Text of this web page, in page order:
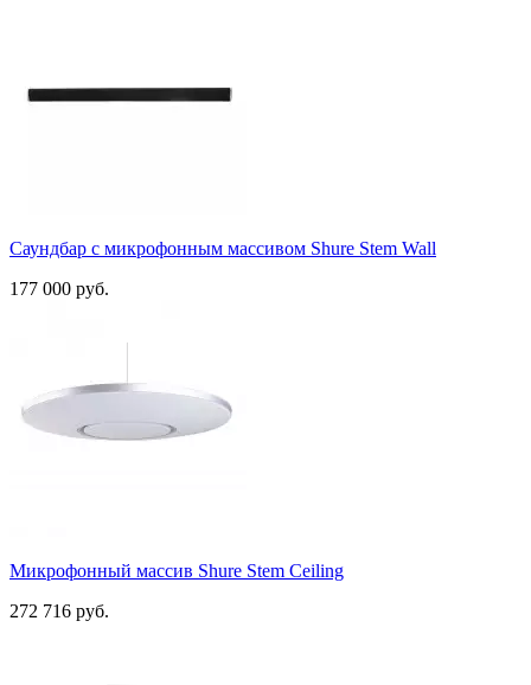
Саундбар с микрофонным массивом Shure Stem Wall
177 000 руб.
Микрофонный массив Shure Stem Ceiling
272 716 руб.